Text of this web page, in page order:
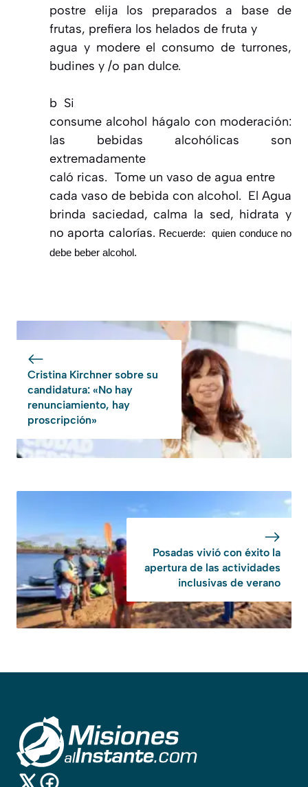
postre elija los preparados a base de
frutas, prefiera los helados de fruta y
agua y modere el consumo de turrones,
budines y /o pan dulce.
b Si
consume alcohol hágalo con moderación:
las bebidas alcohólicas son
extremadamente
caló ricas. Tome un vaso de agua entre
cada vaso de bebida con alcohol. El Agua
brinda saciedad, calma la sed, hidrata y
no aporta calorías. Recuerde: quien conduce no
debe beber alcohol.
Cristina Kirchner sobre su
candidatura: «No hay
renunciamiento, hay
proscripción»
Posadas vivió con éxito la
apertura de las actividades
inclusivas de verano